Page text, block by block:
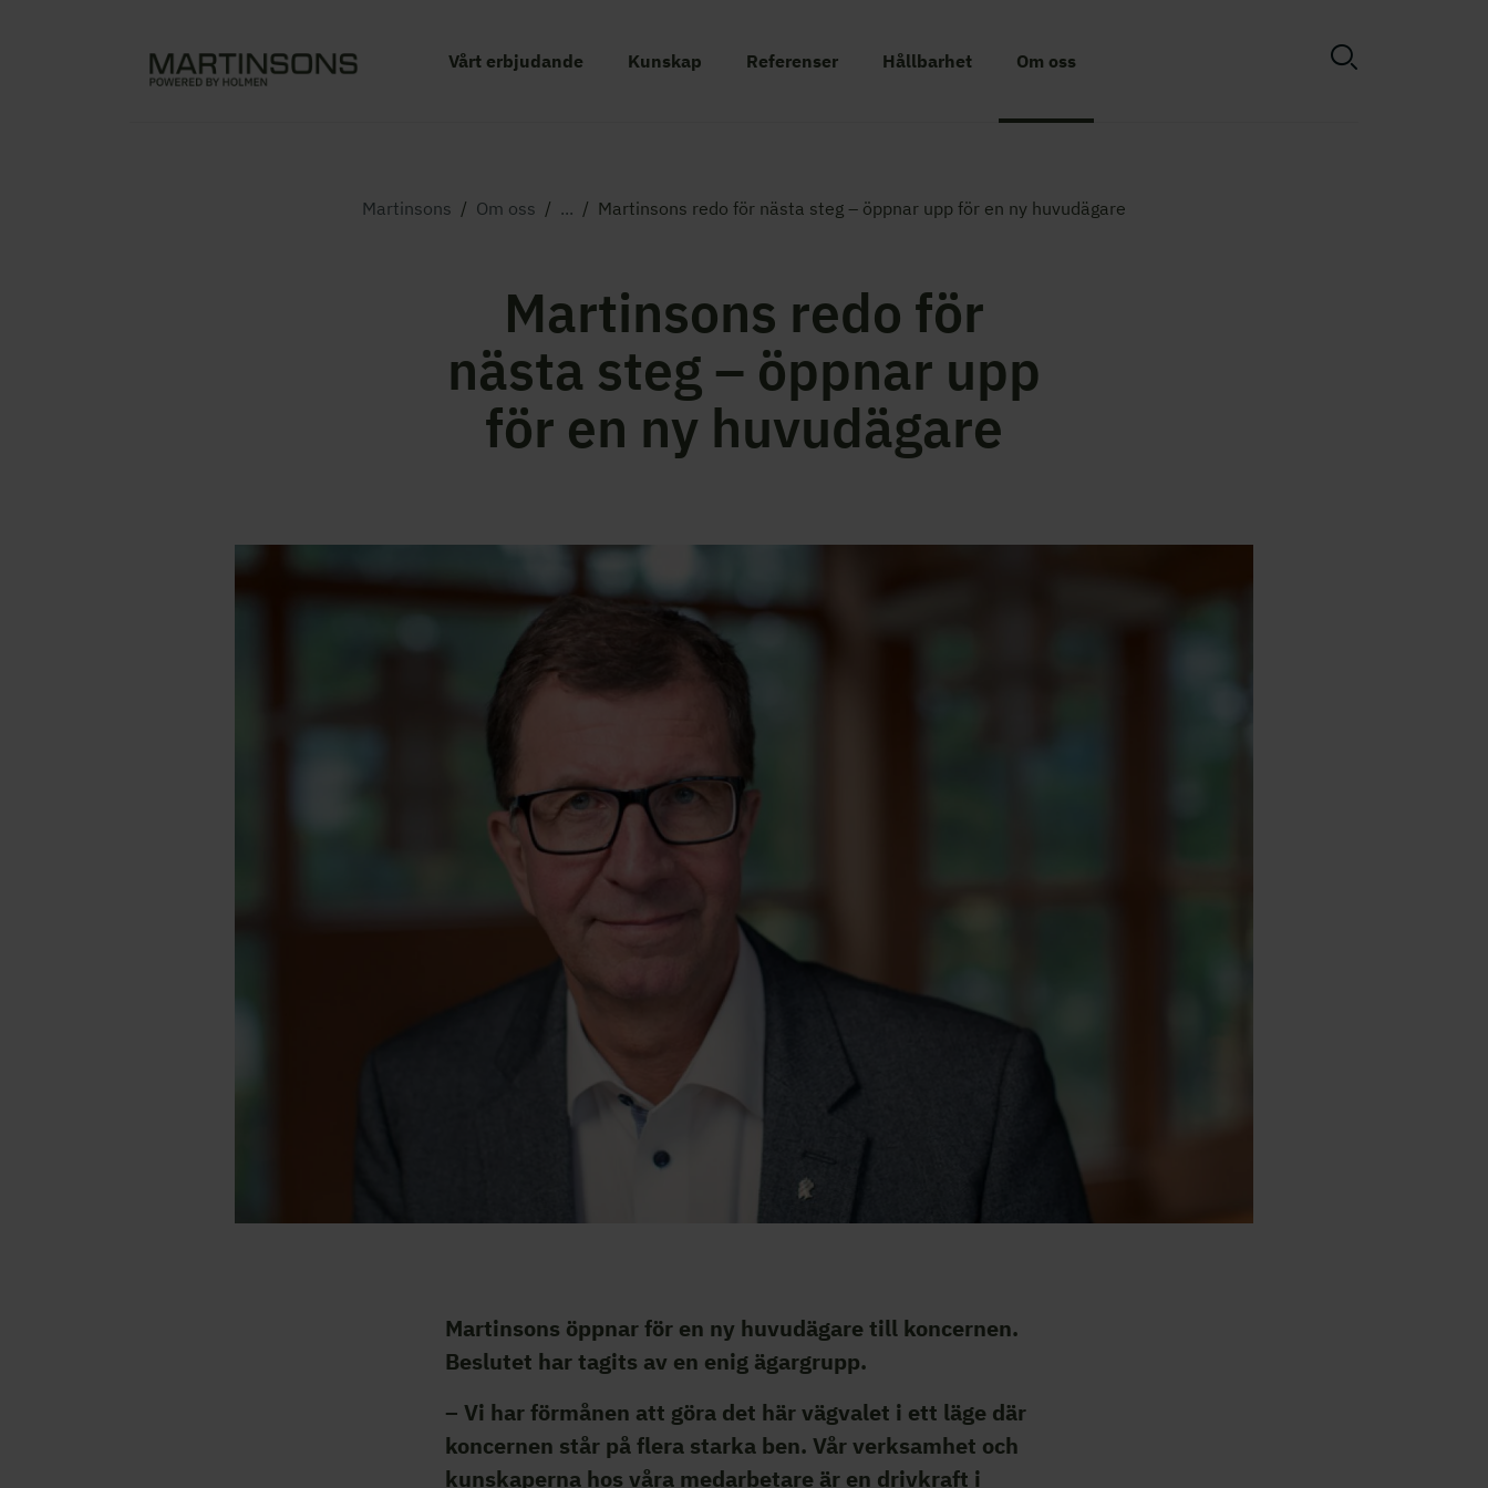
Vårt erbjudande Kunskap Referenser Hållbarhet Om oss
Martinsons / Om oss / ... / Martinsons redo för nästa steg – öppnar upp för en ny huvudägare
Martinsons redo för
nästa steg – öppnar upp
för en ny huvudägare
Martinsons öppnar för en ny huvudägare till koncernen.
Beslutet har tagits av en enig ägargrupp.
– Vi har förmånen att göra det här vägvalet i ett läge där
koncernen står på flera starka ben. Vår verksamhet och
kunskaperna hos våra medarbetare är en drivkraft i